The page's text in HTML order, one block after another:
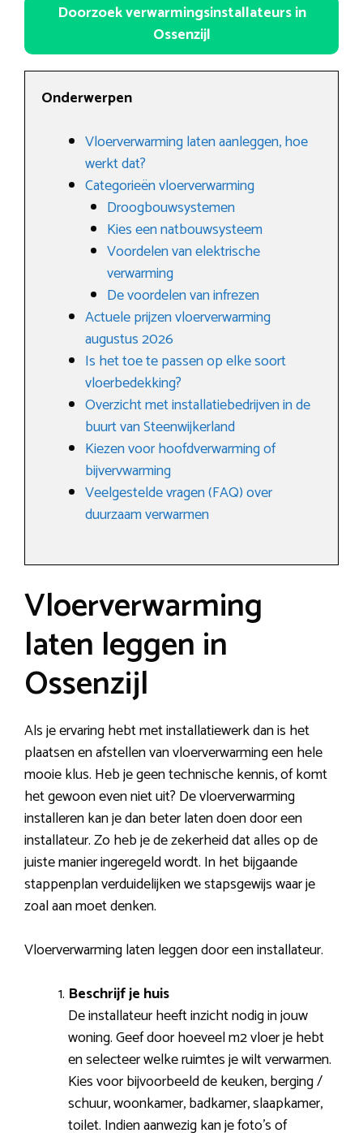
Doorzoek verwarmingsinstallateurs in
Ossenzijl
Onderwerpen
Vloerverwarming laten aanleggen, hoe
werkt dat?
Categorieën vloerverwarming
Droogbouwsystemen
Kies een natbouwsysteem
Voordelen van elektrische
verwarming
De voordelen van infrezen
Actuele prijzen vloerverwarming
augustus 2026
Is het toe te passen op elke soort
vloerbedekking?
Overzicht met installatiebedrijven in de
buurt van Steenwijkerland
Kiezen voor hoofdverwarming of
bijvervwarming
Veelgestelde vragen (FAQ) over
duurzaam verwarmen
Vloerverwarming
laten leggen in
Ossenzijl
Als je ervaring hebt met installatiewerk dan is het
plaatsen en afstellen van vloerverwarming een hele
mooie klus. Heb je geen technische kennis, of komt
het gewoon even niet uit? De vloerverwarming
installeren kan je dan beter laten doen door een
installateur. Zo heb je de zekerheid dat alles op de
juiste manier ingeregeld wordt. In het bijgaande
stappenplan verduidelijken we stapsgewijs waar je
zoal aan moet denken.
Vloerverwarming laten leggen door een installateur.
Beschrijf je huis
De installateur heeft inzicht nodig in jouw
woning. Geef door hoeveel m2 vloer je hebt
en selecteer welke ruimtes je wilt verwarmen.
Kies voor bijvoorbeeld de keuken, berging /
schuur, woonkamer, badkamer, slaapkamer,
toilet. Indien aanwezig kan je foto’s of